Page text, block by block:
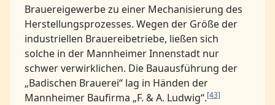
Brauereigewerbe zu einer Mechanisierung des
Herstellungsprozesses. Wegen der Größe der
industriellen Brauereibetriebe, ließen sich
solche in der Mannheimer Innenstadt nur
schwer verwirklichen. Die Bauausführung der
„Badischen Brauerei“ lag in Händen der
Mannheimer Baufirma „F. & A. Ludwig“.[43]